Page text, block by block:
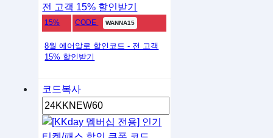
15% CODE WANNA15
8월 에어알로 할인코드 - 전 고객
15% 할인받기
코드복사